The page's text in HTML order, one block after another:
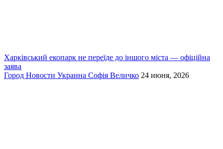
Харківський екопарк не переїде до іншого міста — офіційна
заява
Город Новости Украина Софія Величко 24 июня, 2026